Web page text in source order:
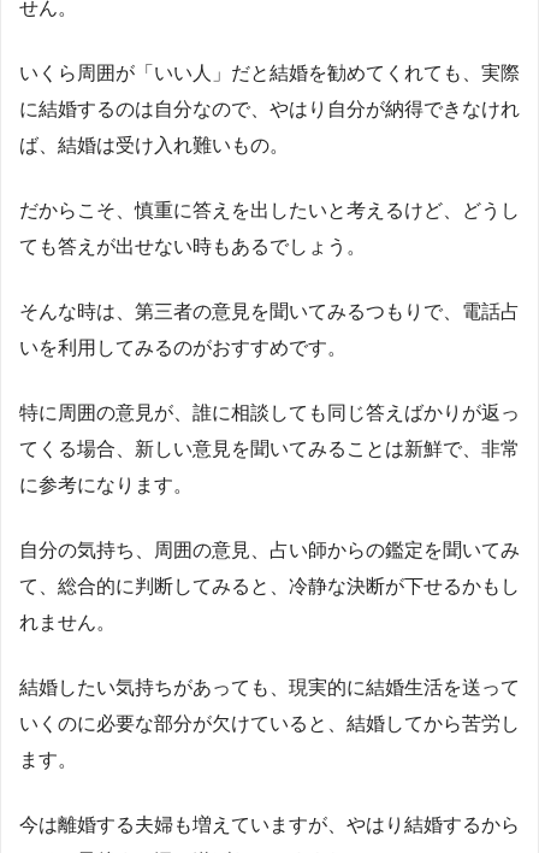
せん。
いくら周囲が「いい人」だと結婚を勧めてくれても、実際
に結婚するのは自分なので、やはり自分が納得できなけれ
ば、結婚は受け入れ難いもの。
だからこそ、慎重に答えを出したいと考えるけど、どうし
ても答えが出せない時もあるでしょう。
そんな時は、第三者の意見を聞いてみるつもりで、電話占
いを利用してみるのがおすすめです。
特に周囲の意見が、誰に相談しても同じ答えばかりが返っ
てくる場合、新しい意見を聞いてみることは新鮮で、非常
に参考になります。
自分の気持ち、周囲の意見、占い師からの鑑定を聞いてみ
て、総合的に判断してみると、冷静な決断が下せるかもし
れません。
結婚したい気持ちがあっても、現実的に結婚生活を送って
いくのに必要な部分が欠けていると、結婚してから苦労し
ます。
今は離婚する夫婦も増えていますが、やはり結婚するから